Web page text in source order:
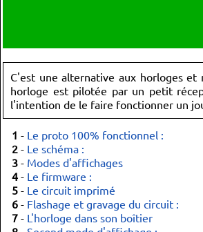
C'est une alternative aux horloges
horloge est pilotée par un petit
l'intention de le faire fonctionner un
1 - Le proto 100% fonctionnel :
2 - Le schéma :
3 - Modes d'affichages
4 - Le firmware :
5 - Le circuit imprimé
6 - Flashage et gravage du circuit :
7 - L'horloge dans son boîtier